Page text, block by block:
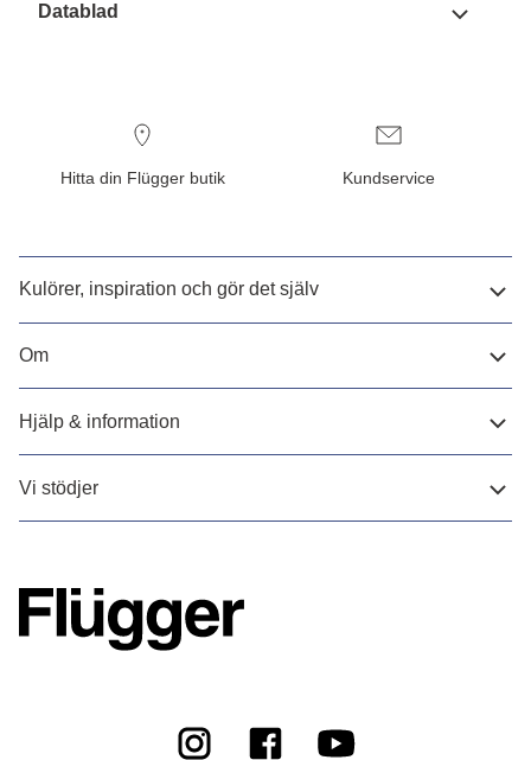
Datablad
Hitta din Flügger butik Kundservice
Kulörer, inspiration och gör det själv
Om
Hjälp & information
Vi stödjer